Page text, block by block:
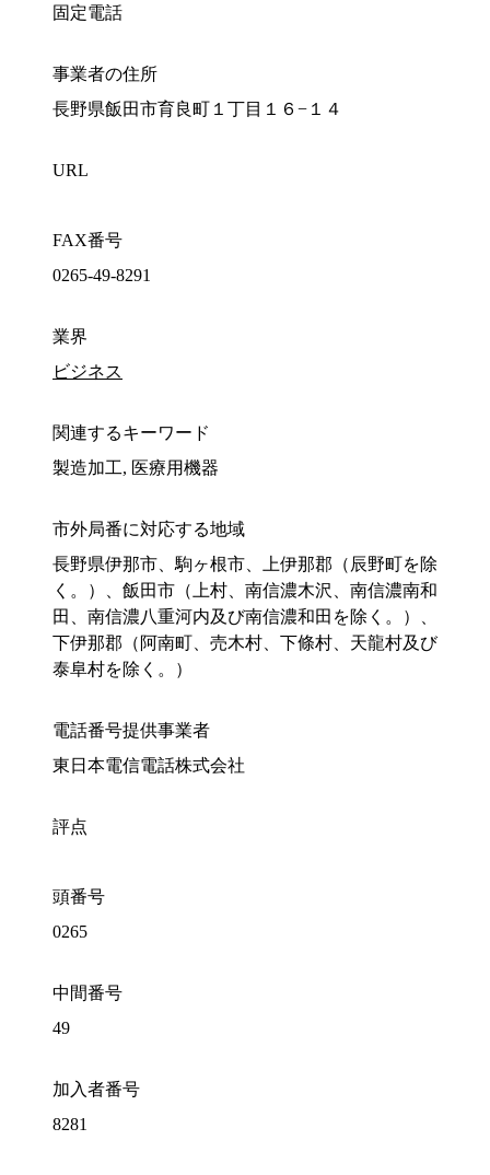
固定電話
事業者の住所
長野県飯田市育良町１丁目１６−１４
URL
FAX番号
0265-49-8291
業界
ビジネス
関連するキーワード
製造加工, 医療用機器
市外局番に対応する地域
長野県伊那市、駒ヶ根市、上伊那郡（辰野町を除
く。）、飯田市（上村、南信濃木沢、南信濃南和
田、南信濃八重河内及び南信濃和田を除く。）、
下伊那郡（阿南町、売木村、下條村、天龍村及び
泰阜村を除く。）
電話番号提供事業者
東日本電信電話株式会社
評点
頭番号
0265
中間番号
49
加入者番号
8281